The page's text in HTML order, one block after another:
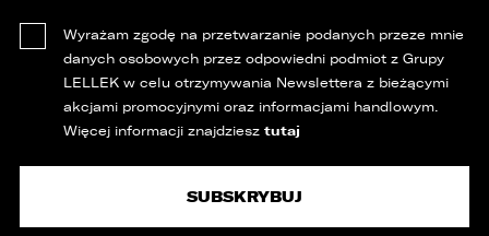
Wyrażam zgodę na przetwarzanie podanych przeze mnie
danych osobowych przez odpowiedni podmiot z Grupy
LELLEK w celu otrzymywania Newslettera z bieżącymi
akcjami promocyjnymi oraz informacjami handlowym.
Więcej informacji znajdziesz tutaj